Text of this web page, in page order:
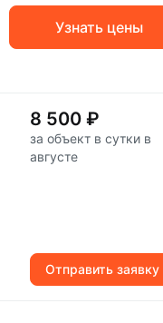
Узнать цены
8 500 ₽
за объект в сутки в
августе
Отправить заявку